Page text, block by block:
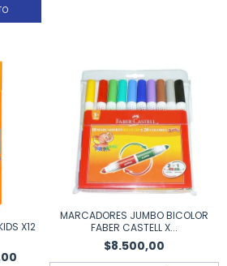
X12
MARCADORES JUMBO BICOLOR
FABER CASTELL X...
$8.500,00